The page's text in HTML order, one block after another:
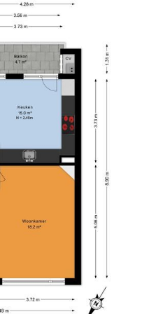
choose a time that suits you.
with you.
voor enige onvolledigheid,